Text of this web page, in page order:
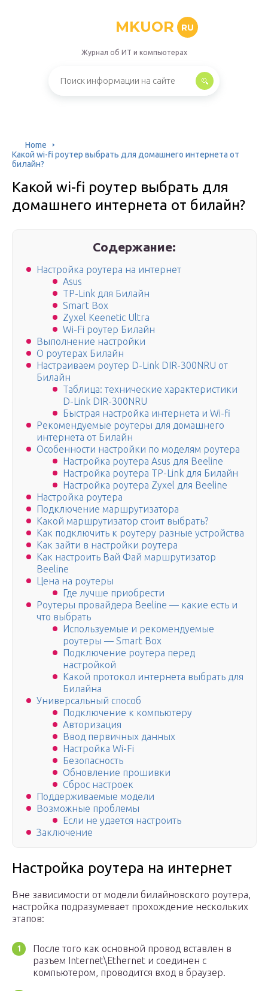
MKUOR RU
Журнал об ИТ и компьютерах
Home
Какой wi-fi роутер выбрать для домашнего интернета от
билайн?
Какой wi-fi роутер выбрать для
домашнего интернета от билайн?
Содержание:
Настройка роутера на интернет
Asus
TP-Link для Билайн
Smart Box
Zyxel Keenetic Ultra
Wi-Fi роутер Билайн
Выполнение настройки
О роутерах Билайн
Настраиваем роутер D-Link DIR-300NRU от
Билайн
Таблица: технические характеристики
D-Link DIR-300NRU
Быстрая настройка интернета и Wi-fi
Рекомендуемые роутеры для домашнего
интернета от Билайн
Особенности настройки по моделям роутера
Настройка роутера Asus для Beeline
Настройка роутера TP-Link для Билайн
Настройка роутера Zyxel для Beeline
Настройка роутера
Подключение маршрутизатора
Какой маршрутизатор стоит выбрать?
Как подключить к роутеру разные устройства
Как зайти в настройки роутера
Как настроить Вай Фай маршрутизатор
Beeline
Цена на роутеры
Где лучше приобрести
Роутеры провайдера Beeline — какие есть и
что выбрать
Используемые и рекомендуемые
роутеры — Smart Box
Подключение роутера перед
настройкой
Какой протокол интернета выбрать для
Билайна
Универсальный способ
Подключение к компьютеру
Авторизация
Ввод первичных данных
Настройка Wi-Fi
Безопасность
Обновление прошивки
Сброс настроек
Поддерживаемые модели
Возможные проблемы
Если не удается настроить
Заключение
Настройка роутера на интернет
Вне зависимости от модели билайновского роутера,
настройка подразумевает прохождение нескольких
этапов:
После того как основной провод вставлен в
разъем Internet\Ethernet и соединен с
компьютером, проводится вход в браузер.